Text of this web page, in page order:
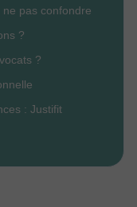
pas confondre
?
?
: Justifit